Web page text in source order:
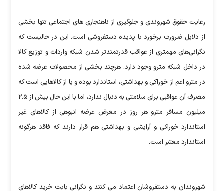
رعایت حقوق شهروندی و جلوگیری از ناهنجاری های اجتماعی تنها بخشی
از دلایل ضرورت برخورد با پدیده دستفروشی است. این در حالیست که
نگرانی‌های مهمتری از عواقب قدرتمندتر شدن شبکه واردات و توزیع کالا
در داخل شبکه مترو وجود دارد. هرچند بخشی از محصولات عرضه شده
در مترو اعم از خوراکی و بهداشتی، استاندارد بوده و یا از کالاهایی است که
مصرف آن عواقبی برای سلامتی به دنبال ندارد، اما با این حال بیش از ۲.۵
میلیون مسافر مترو هر روز در معرض عرضه انبوهی از کالاهای غیر
استاندارد خوراکی و آرایشی و بهداشتی هم قرار دارند که فاقد هرگونه
استاندارد معتبر است.
شهروندان به دستفروشان اعتماد می کنند و نگرانی بابت خرید کالاهای